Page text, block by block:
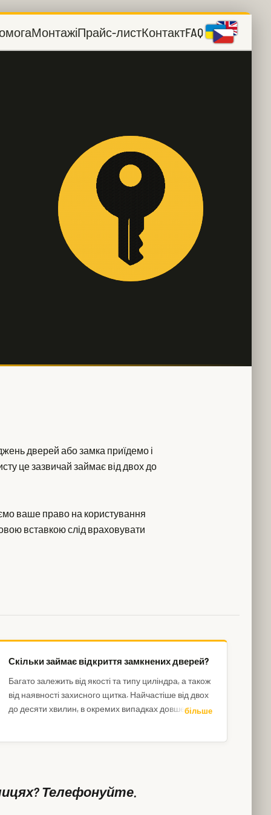
МонтажіПрайс-листКонтактFAQ
дверей або замка приїдемо і
це зазвичай займає від двох до
ваше право на користування
вставкою слід враховувати
Скільки займає відкриття замкнених дверей?
Багато залежить від якості та типу циліндра, а також
від наявності захисного щитка. Найчастіше від двох
до десяти хвилин, в окремих випадках довше.більше
Телефонуйте.